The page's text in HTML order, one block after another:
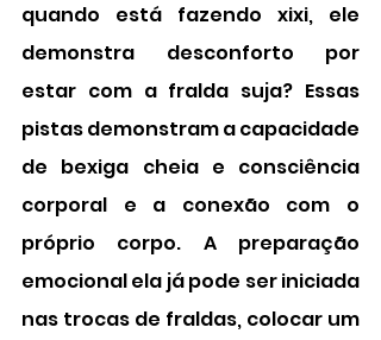
quando está fazendo xixi, ele
demonstra desconforto por
estar com a fralda suja? Essas
pistas demonstram a capacidade
de bexiga cheia e consciência
corporal e a conexão com o
próprio corpo. A preparação
emocional ela já pode ser iniciada
nas trocas de fraldas, colocar um